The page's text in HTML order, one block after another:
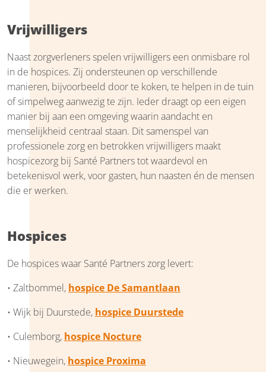
Vrijwilligers
Naast zorgverleners spelen vrijwilligers een onmisbare rol
in de hospices. Zij ondersteunen op verschillende
manieren, bijvoorbeeld door te koken, te helpen in de tuin
of simpelweg aanwezig te zijn. Ieder draagt op een eigen
manier bij aan een omgeving waarin aandacht en
menselijkheid centraal staan. Dit samenspel van
professionele zorg en betrokken vrijwilligers maakt
hospicezorg bij Santé Partners tot waardevol en
betekenisvol werk, voor gasten, hun naasten én de mensen
die er werken.
Hospices
De hospices waar Santé Partners zorg levert:
• Zaltbommel, hospice De Samantlaan
• Wijk bij Duurstede, hospice Duurstede
• Culemborg, hospice Nocture
• Nieuwegein, hospice Proxima